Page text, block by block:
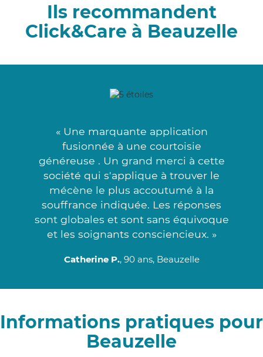
Ils recommandent
Click&Care à Beauzelle
« Une marquante application
fusionnée à une courtoisie
généreuse . Un grand merci à cette
société qui s'applique à trouver le
mécène le plus accoutumé à la
souffrance indiquée. Les réponses
sont globales et sont sans équivoque
et les soignants consciencieux. »
Catherine P., 90 ans, Beauzelle
Informations pratiques pour
Beauzelle